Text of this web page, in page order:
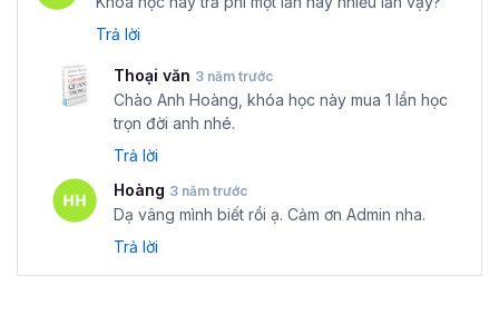
Trả lời
Thoại văn 3 năm trước
Chào Anh Hoàng, khóa học này mua 1 lần học
trọn đời anh nhé.
Trả lời
Hoàng 3 năm trước
Dạ vâng mình biết rồi ạ. Cảm ơn Admin nha.
Trả lời